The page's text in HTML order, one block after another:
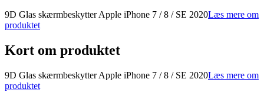
9D Glas skærmbeskytter Apple iPhone 7 / 8 / SE 2020Læs mere om
produktet
Kort om produktet
9D Glas skærmbeskytter Apple iPhone 7 / 8 / SE 2020Læs mere om
produktet